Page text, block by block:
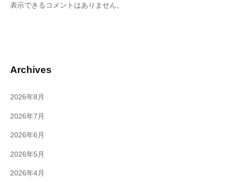
表示できるコメントはありません。
Archives
2026年8月
2026年7月
2026年6月
2026年5月
2026年4月